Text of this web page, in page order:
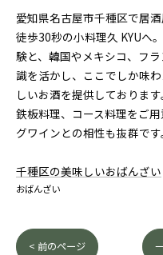
愛知県名古屋市千種区で居
徒歩30秒の小料理久 KYUへ
験と、韓国やメキシコ、フ
識を活かし、ここでしか味
しいお酒を提供しておりま
鉄板料理、コース料理をご
グワインとの相性も抜群です
千種区の美味しいおばんざい
おばんざい
< 前のページ